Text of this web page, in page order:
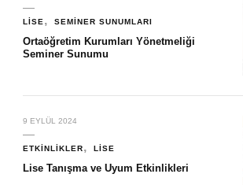
LISE SEMINER SUNUMLARI
Ortaöğretim Kurumları Yönetmeliği
Seminer Sunumu
9 EYLÜL 2024
ETKINLIKLER LISE
Lise Tanışma ve Uyum Etkinlikleri